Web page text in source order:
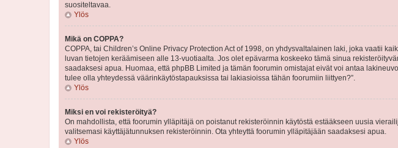
suositeltavaa.
Ylös
Mikä on COPPA?
COPPA, tai Children’s Online Privacy Protection Act of 1998, on yhdysvaltalainen laki, joka vaatii
luvan tietojen keräämiseen alle 13-vuotiaalta. Jos olet epävarma koskeeko tämä sinua
saadaksesi apua. Huomaa, että phpBB Limited ja tämän foorumin omistajat eivät voi antaa
tulee olla yhteydessä väärinkäytöstapauksissa tai lakiasioissa tähän foorumiin liittyen?”.
Ylös
Miksi en voi rekisteröityä?
On mahdollista, että foorumin ylläpitäjä on poistanut rekisteröinnin käytöstä estääkseen uusia
valitsemasi käyttäjätunnuksen rekisteröinnin. Ota yhteyttä foorumin ylläpitäjään saadaksesi apua.
Ylös